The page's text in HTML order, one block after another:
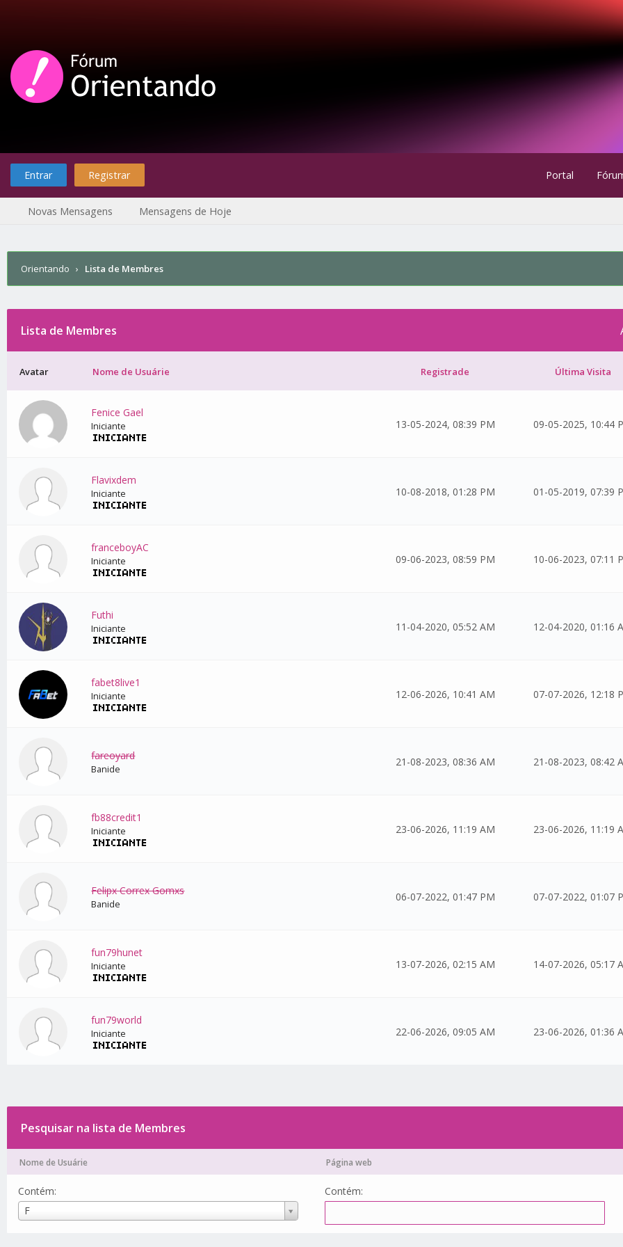
Entrar Registrar Portal
Novas Mensagens Mensagens de Hoje
Orientando › Lista de Membres
Lista de Membres
Avatar Nome de Usuárie Registrade Última Visita
Fenice Gael
Iniciante 13-05-2024, 08:39 PM 09-05-2025, 10:44
Flavixdem
Iniciante 10-08-2018, 01:28 PM 01-05-2019, 07:39
franceboyAC
Iniciante 09-06-2023, 08:59 PM 10-06-2023, 07:11
Futhi
Iniciante 11-04-2020, 05:52 AM 12-04-2020, 01:16
fabet8live1
Iniciante 12-06-2026, 10:41 AM 07-07-2026, 12:18
fareoyard
Banide
21-08-2023, 08:36 AM 21-08-2023, 08:42
fb88credit1
Iniciante 23-06-2026, 11:19 AM 23-06-2026, 11:19
Felipx Correx Gomxs
Banide
06-07-2022, 01:47 PM 07-07-2022, 01:07
fun79hunet
Iniciante 13-07-2026, 02:15 AM 14-07-2026, 05:17
fun79world
Iniciante 22-06-2026, 09:05 AM 23-06-2026, 01:36
Pesquisar na lista de Membres
Nome de Usuárie Página web
Contém:
F
Nome
de
Contém: